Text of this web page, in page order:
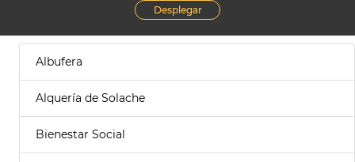
Desplegar
Albufera
Alquería de Solache
Bienestar Social